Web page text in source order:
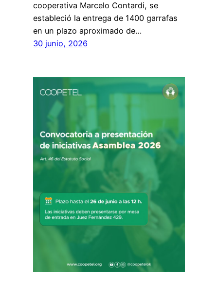
cooperativa Marcelo Contardi, se
estableció la entrega de 1400 garrafas
en un plazo aproximado de…
30 junio, 2026